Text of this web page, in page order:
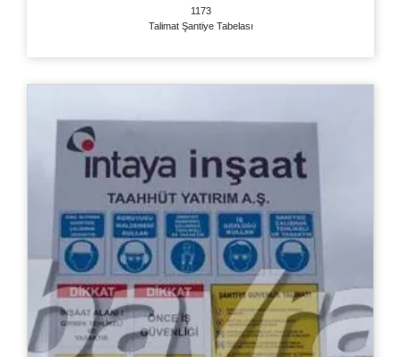
1173
Talimat Şantiye Tabelası